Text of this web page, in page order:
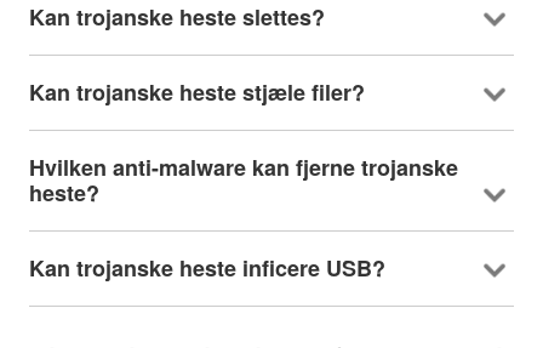
Kan trojanske heste slettes?
Kan trojanske heste stjæle filer?
Hvilken anti-malware kan fjerne trojanske
heste?
Kan trojanske heste inficere USB?